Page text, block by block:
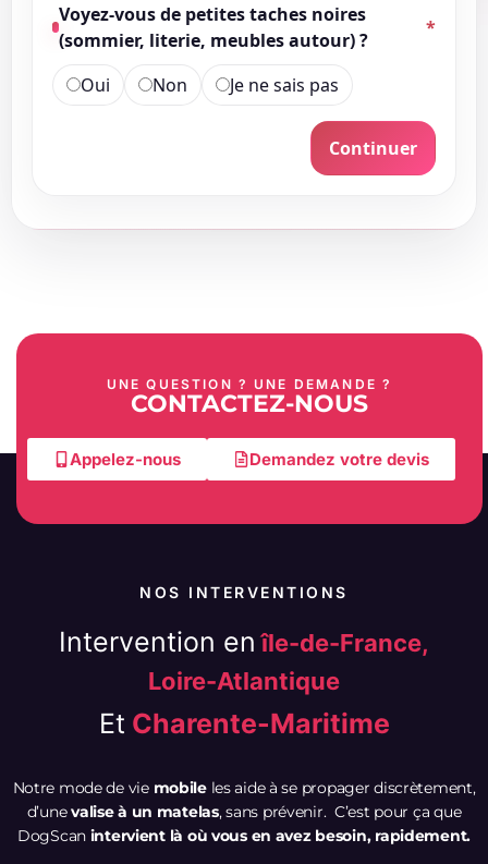
Voyez-vous de petites taches noires
(sommier, literie, meubles autour) ?
*
Oui Non Je ne sais pas
Continuer
UNE QUESTION ? UNE DEMANDE ?
CONTACTEZ-NOUS
Appelez-nous Demandez votre devis
NOS INTERVENTIONS
Intervention enîle-de-France,
Loire-Atlantique
Et Charente-Maritime
Notre mode de vie mobileles aide à se propager discrètement,
d’unevalise à un matelas, sans prévenir. C’est pour ça que
DogScan intervient là où vous en avez besoin, rapidement.